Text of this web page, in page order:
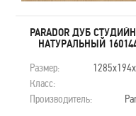
PARADOR ДУБ
НАТУРАЛЬНЫЙ
Размер:
Класс:
Производитель: